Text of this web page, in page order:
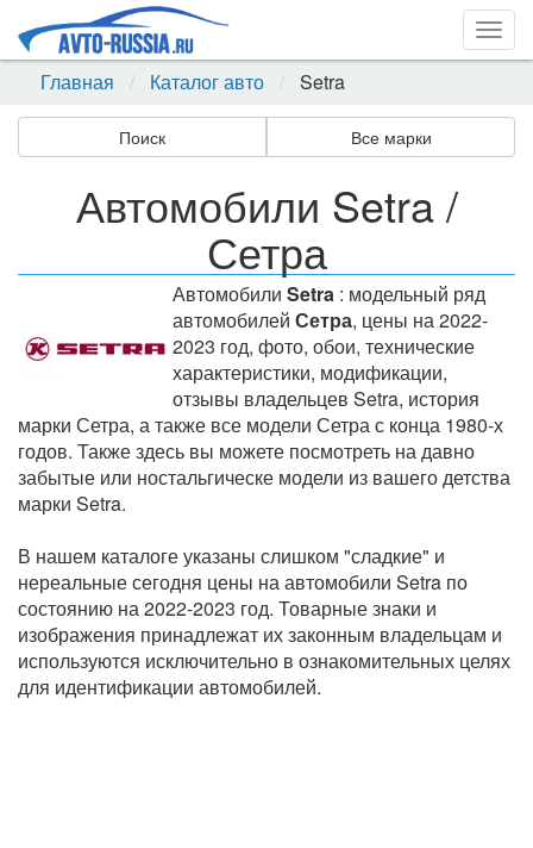
Главная
Каталог авто Setra
Поиск Все марки
Автомобили Setra /
Сетра
Автомобили Setra : модельный ряд
автомобилей Сетра, цены на 2022-
2023 год, фото, обои, технические
характеристики, модификации,
отзывы владельцев Setra, история
марки Сетра, а также все модели Сетра с конца 1980-х
годов. Также здесь вы можете посмотреть на давно
забытые или ностальгическе модели из вашего детства
марки Setra.
В нашем каталоге указаны слишком "сладкие" и
нереальные сегодня цены на автомобили Setra по
состоянию на 2022-2023 год. Товарные знаки и
изображения принадлежат их законным владельцам и
используются исключительно в ознакомительных целях
для идентификации автомобилей.